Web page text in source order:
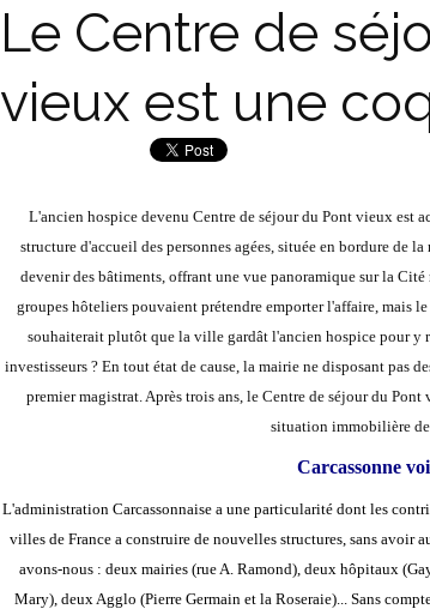
Le Centre de
vieux est une
L'ancien hospice devenu Centre de séjour du Pont vieux est
structure d'accueil des personnes agées, située en bordure de
devenir des bâtiments, offrant une vue panoramique sur la
groupes hôteliers pouvaient prétendre emporter l'affaire, mais
souhaiterait plutôt que la ville gardât l'ancien hospice pour y
investisseurs ? En tout état de cause, la mairie ne disposant pas
premier magistrat. Après trois ans, le Centre de séjour du
situation immobilière
Carcassonne
L'administration Carcassonnaise a une particularité dont les
villes de France a construire de nouvelles structures, sans avoir
avons-nous : deux mairies (rue A. Ramond), deux hôpitaux
Mary), deux Agglo (Pierre Germain et la Roseraie)... Sans